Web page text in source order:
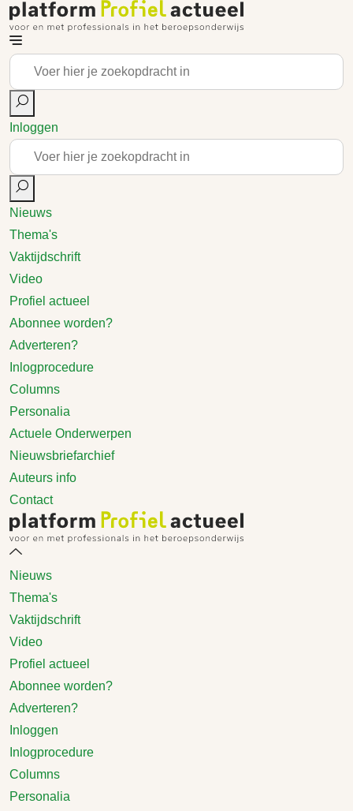
Inloggen
Nieuws
Thema's
Vaktijdschrift
Video
Profiel actueel
Abonnee worden?
Adverteren?
Inlogprocedure
Columns
Personalia
Actuele Onderwerpen
Nieuwsbriefarchief
Auteurs info
Contact
Nieuws
Thema's
Vaktijdschrift
Video
Profiel actueel
Abonnee worden?
Adverteren?
Inloggen
Inlogprocedure
Columns
Personalia